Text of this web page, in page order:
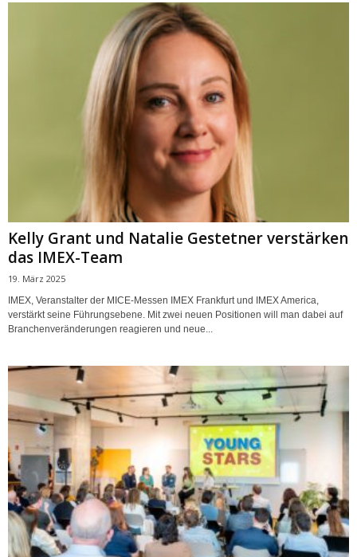
Kelly Grant und Natalie Gestetner verstärken
das IMEX-Team
19. März 2025
IMEX, Veranstalter der MICE-Messen IMEX Frankfurt und IMEX America,
verstärkt seine Führungsebene. Mit zwei neuen Positionen will man dabei auf
Branchenveränderungen reagieren und neue...